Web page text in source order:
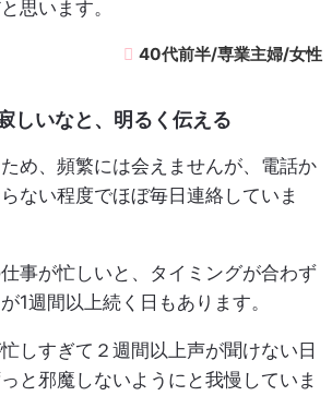
思います。
40代前半/専業主婦/女性
しいなと、明るく伝える
め、頻繁には会えませんが、電話か
ない程度でほぼ毎日連絡していま
事が忙しいと、タイミングが合わず
1週間以上続く日もあります。
しすぎて２週間以上声が聞けない日
と邪魔しないようにと我慢していま